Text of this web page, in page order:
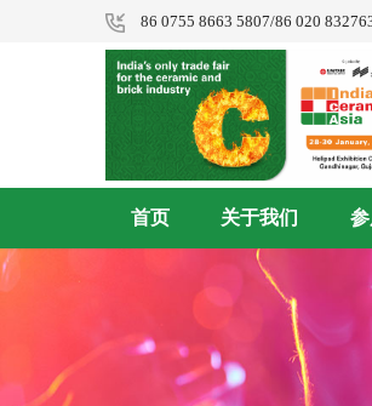
86 0755 8663 5807/86 020
首页 关于我们